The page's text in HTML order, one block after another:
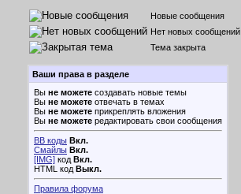
Новые сообщения
Нет новых сообщений
Тема закрыта
Ваши права в разделе
Вы не можете создавать новые темы
Вы не можете отвечать в темах
Вы не можете прикреплять вложения
Вы не можете редактировать свои сообщения
BB коды Вкл.
Смайлы Вкл.
[IMG] код Вкл.
HTML код Выкл.
Правила форума